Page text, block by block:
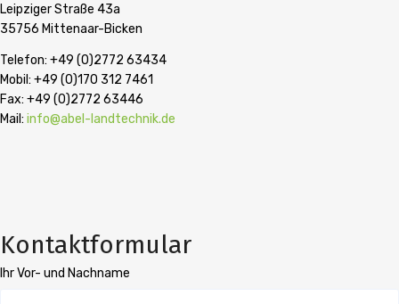
Leipziger Straße 43a
35756 Mittenaar-Bicken
Telefon: +49 (0)2772 63434
Mobil: +49 (0)170 312 7461
Fax: +49 (0)2772 63446
Mail: info@abel-landtechnik.de
Kontaktformular
Ihr Vor- und Nachname